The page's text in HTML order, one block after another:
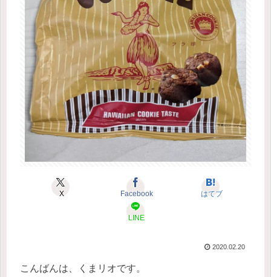
X Facebook はてブ
LINE
2020.02.20
こんばんは、くまリオです。